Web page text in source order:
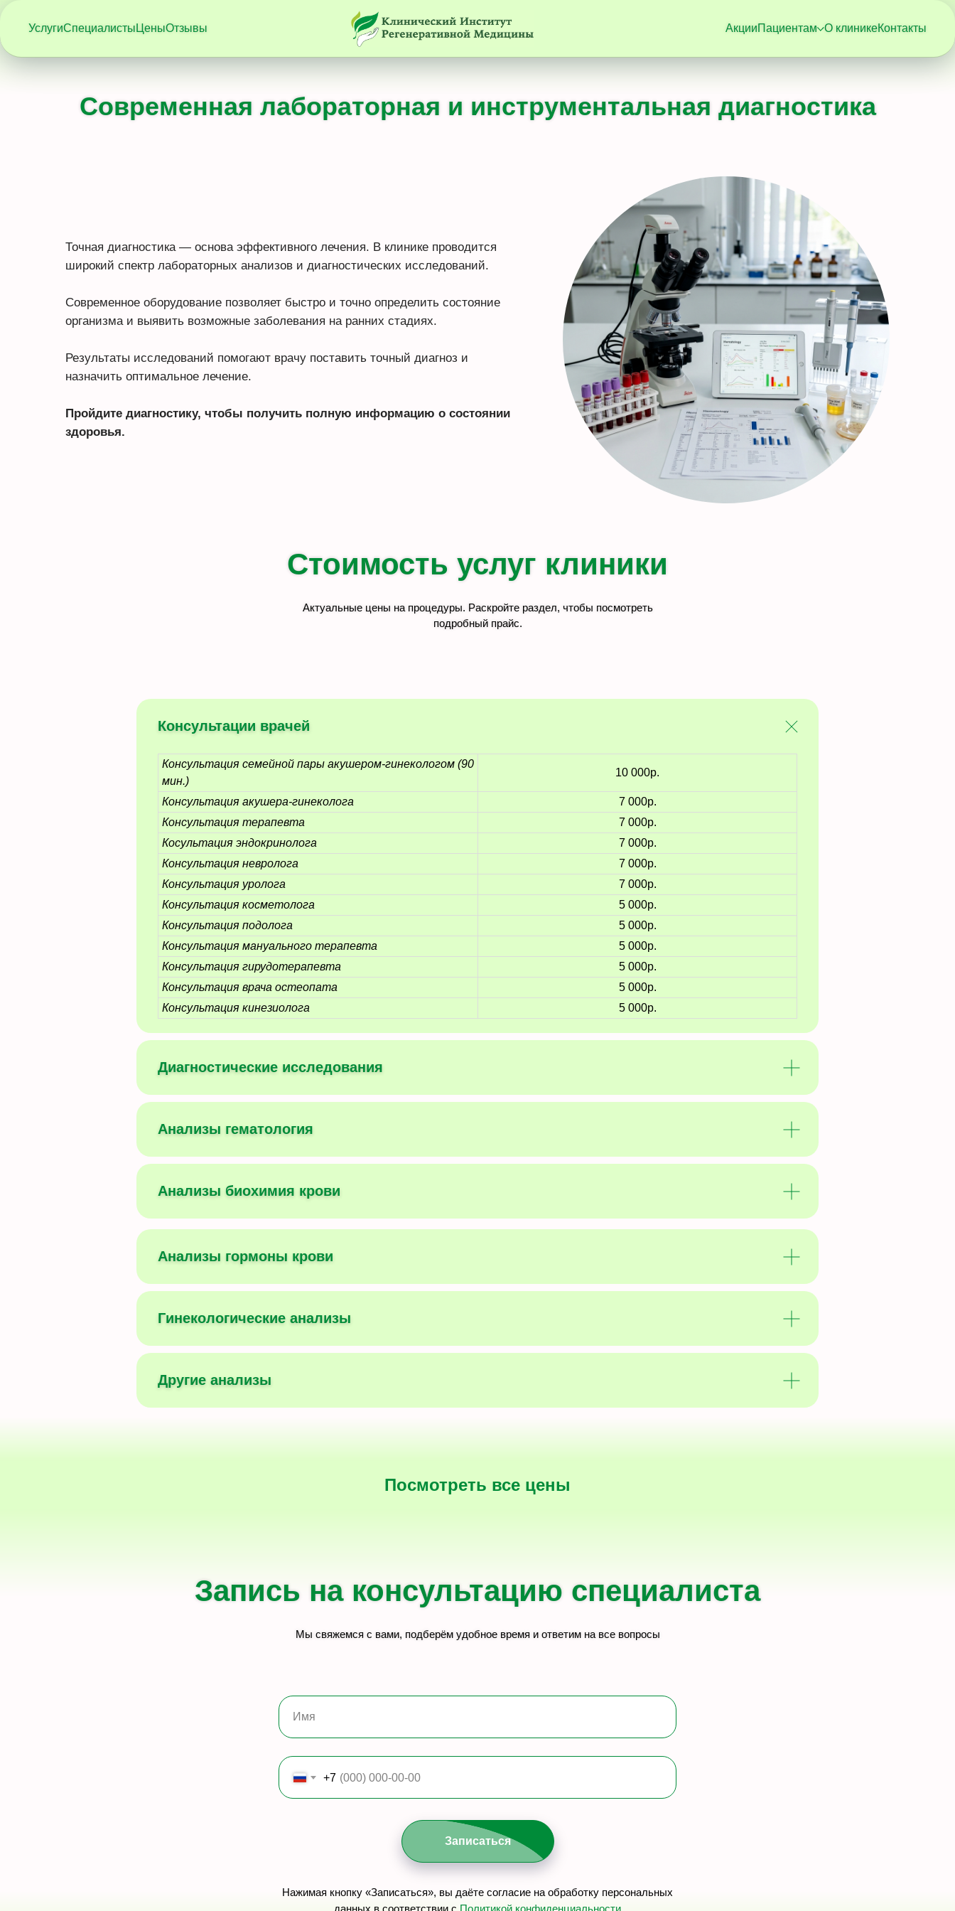
УслугиСпециалисты ЦеныОтзывы АкцииПациентам О клиникеКонтакты
Современная лабораторная и инструментальная диагностика
Точная диагностика — основа эффективного лечения. В клинике проводится
широкий спектр лабораторных анализов и диагностических исследований.
Современное оборудование позволяет быстро и точно определить состояние
организма и выявить возможные заболевания на ранних стадиях.
Результаты исследований помогают врачу поставить точный диагноз и
назначить оптимальное лечение.
Пройдите диагностику, чтобы получить полную информацию о состоянии
здоровья.
Стоимость услуг клиники
Актуальные цены на процедуры. Раскройте раздел, чтобы посмотреть
подробный прайс.
Консультации врачей
Консультация семейной пары акушером-гинекологом (90
мин.)
10 000р.
Консультация акушера-гинеколога
7 000р.
Консультация терапевта
7 000р.
Косультация эндокринолога
7 000р.
Консультация невролога
7 000р.
Консультация уролога
7 000р.
Консультация косметолога
5 000р.
Консультация подолога
5 000р.
Консультация мануального терапевта
5 000р.
Консультация гирудотерапевта
5 000р.
Консультация врача остеопата
5 000р.
Консультация кинезиолога
5 000р.
Диагностические исследования
Анализы гематология
Анализы биохимия крови
Анализы гормоны крови
Гинекологические анализы
Другие анализы
Посмотреть все цены
Запись на консультацию специалиста
Мы свяжемся с вами, подберём удобное время и ответим на все вопросы
Имя
+7
Запиcаться
Нажимая кнопку «Записаться», вы даёте согласие на обработку персональных
данных в соответствии с Политикой конфиденциальности